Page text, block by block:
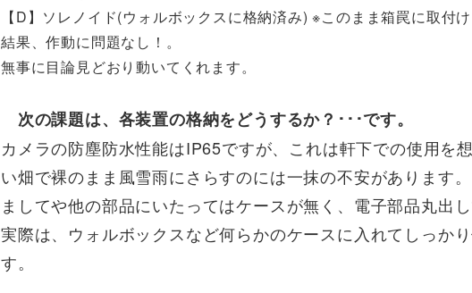
【D】ソレノイド(ウォルボックスに格納済み) ※このまま箱罠に取付け
結果、作動に問題なし！。
無事に目論見どおり動いてくれます。
次の課題は、各装置の格納をどうするか？･･･です。
カメラの防塵防水性能はIP65ですが、これは軒下での使用を
い畑で裸のまま風雪雨にさらすのには一抹の不安があります。
ましてや他の部品にいたってはケースが無く、電子部品丸出し
実際は、ウォルボックスなど何らかのケースに入れてしっか
す。